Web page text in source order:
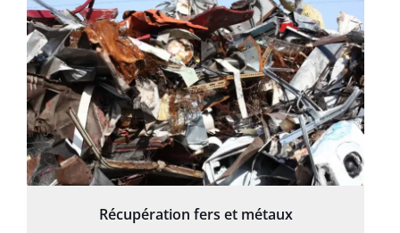
Récupération fers et métaux